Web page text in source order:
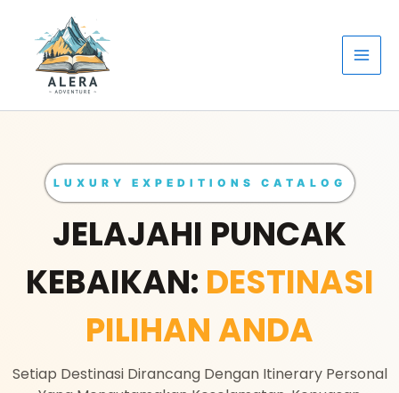
konten
LUXURY EXPEDITIONS CATALOG
JELAJAHI PUNCAK
KEBAIKAN: DESTINASI
PILIHAN ANDA
Setiap Destinasi Dirancang Dengan Itinerary Personal